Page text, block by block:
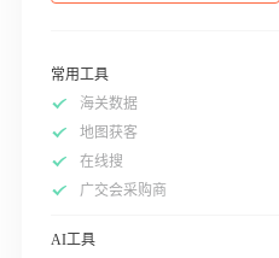
常用工具
海关数据
地图获客
在线搜
广交会采购商
AI工具